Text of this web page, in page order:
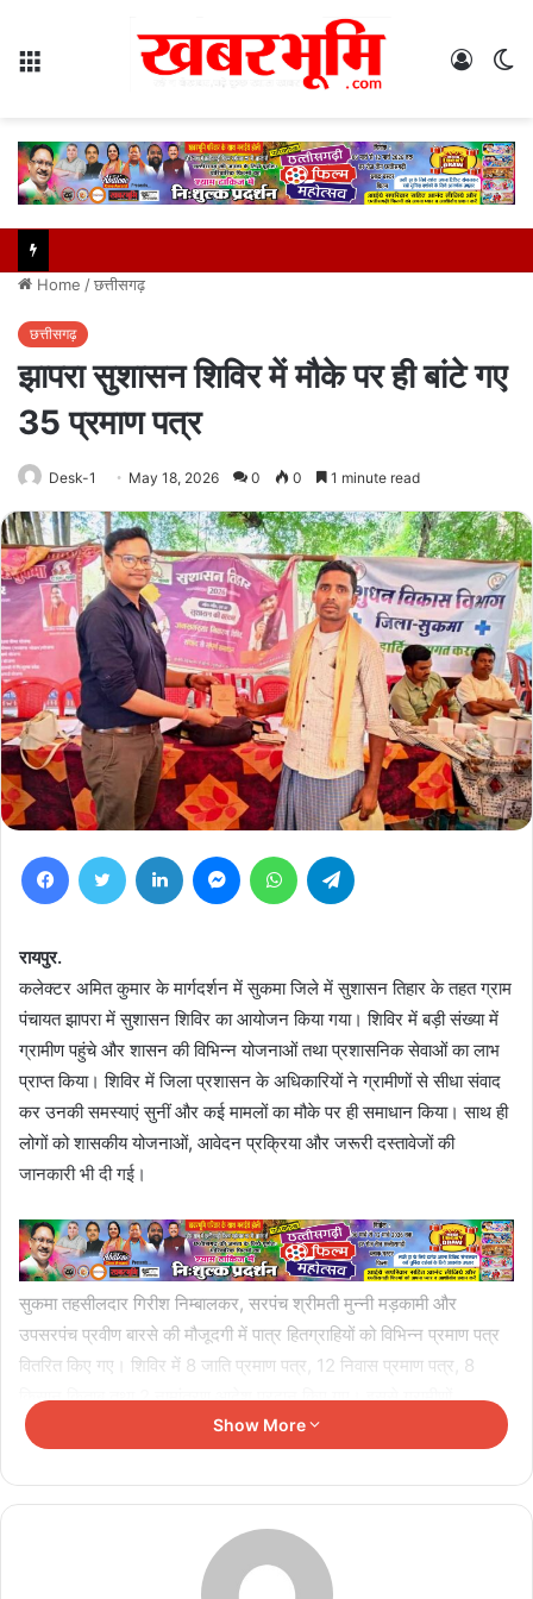
Log
Home /छत्तीसगढ़
छत्तीसगढ़
झापरा सुशासन शिविर में मौके पर ही बांटे गए
35 प्रमाण पत्र
Desk-1 May 18, 2026 0 0 1 minute read
FacebookTwitter LinkedIn MessengerWhatsApp
रायपुर.
कलेक्टर अमित कुमार के मार्गदर्शन में सुकमा जिले में सुशासन तिहार के तहत ग्राम
पंचायत झापरा में सुशासन शिविर का आयोजन किया गया। शिविर में बड़ी संख्या में
ग्रामीण पहुंचे और शासन की विभिन्न योजनाओं तथा प्रशासनिक सेवाओं का लाभ
प्राप्त किया। शिविर में जिला प्रशासन के अधिकारियों ने ग्रामीणों से सीधा संवाद
कर उनकी समस्याएं सुनीं और कई मामलों का मौके पर ही समाधान किया। साथ ही
लोगों को शासकीय योजनाओं, आवेदन प्रक्रिया और जरूरी दस्तावेजों की
जानकारी भी दी गई।
सुकमा तहसीलदार गिरीश निम्बालकर, सरपंच श्रीमती मुन्नी मड़कामी और
उपसरपंच प्रवीण बारसे की मौजूदगी में पात्र हितग्राहियों को विभिन्न प्रमाण पत्र
वितरित किए गए। शिविर में 8 जाति प्रमाण पत्र, 12 निवास प्रमाण पत्र, 8
किसान किताब तथा 2 नामांतरण आदेश प्रदान किए गए। इससे ग्रामीणों,
विद्यार्थियों और किसानों को बड़ी राहत मिली। शिविर की एक खास उपलब्धि किसानों
किया गया। इससे किसानों को भविष्य में डिजिटल कृषि सेवाओं और विभिन्न
ग्रामीणों ने शिविर में त्वरित समाधान और एक ही स्थान पर विभिन्न सेवाएं मिलने पर
Show More